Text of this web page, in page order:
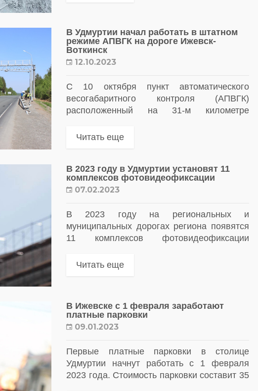
В Удмуртии начал работать в штатном
режиме АПВГК на дороге Ижевск-
Воткинск
12.10.2023
С 10 октября пункт автоматического
весогабаритного контроля (АПВГК)
расположенный на 31-м километре
рабочий режим
Читать еще
В 2023 году в Удмуртии установят 11
комплексов фотовидеофиксации
07.02.2023
В 2023 году на региональных и
муниципальных дорогах региона появятся
11 комплексов фотовидеофиксации
Читать еще
В Ижевске с 1 февраля заработают
платные парковки
09.01.2023
Первые платные парковки в столице
Удмуртии начнут работать с 1 февраля
2023 года. Стоимость парковки составит 35